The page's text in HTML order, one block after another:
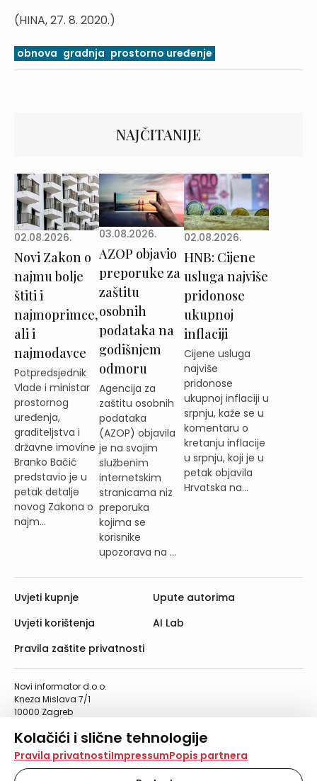
Kolačići i slične tehnologije
Na našoj web stranici koristimo kolačiće i slične
tehnologije za pohranu, čitanje i obradu informacija na
Pravila privatnostiImpressumPopis partnera
(HINA, 27. 8. 2020.)
obnova gradnja prostorno uređenje
NAJČITANIJE
02.08.2026.
Novi Zakon o
najmu bolje
štiti i
najmoprimce,
ali i
najmodavce
Potpredsjednik
Vlade i ministar
prostornog
uređenja,
graditeljstva i
državne imovine
Branko Bačić
predstavio je u
petak detalje
novog Zakona o
najm...
03.08.2026.
AZOP objavio
preporuke za
zaštitu
osobnih
podataka na
godišnjem
odmoru
Agencija za
zaštitu osobnih
podataka
(AZOP) objavila
je na svojim
službenim
internetskim
stranicama niz
preporuka
kojima se
korisnike
upozorava na ...
02.08.2026.
HNB: Cijene
usluga najviše
pridonose
ukupnoj
inflaciji
Cijene usluga
najviše
pridonose
ukupnoj inflaciji u
srpnju, kaže se u
komentaru o
kretanju inflacije
u srpnju, koji je u
petak objavila
Hrvatska na...
Novi informator d.o.o.
Kneza Mislava 7/1
10000 Zagreb
Telefaks: 01/4612-553
info@informator.hr
Uvjeti kupnje
Uvjeti korištenja
Pravila zaštite privatnosti
Upute autorima
AI Lab